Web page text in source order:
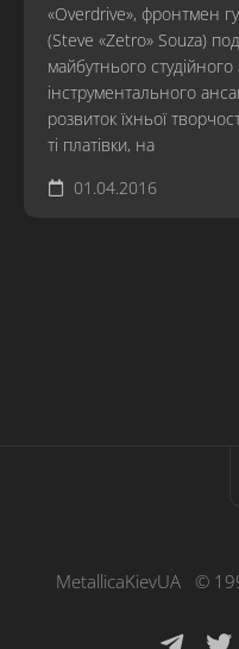
«Overdrive», фронтмен
(Steve «Zetro» Souza)
майбутнього
інструментального
розвиток їхньої
ті платівки, на
01.04.2016
MetallicaKievUA ©